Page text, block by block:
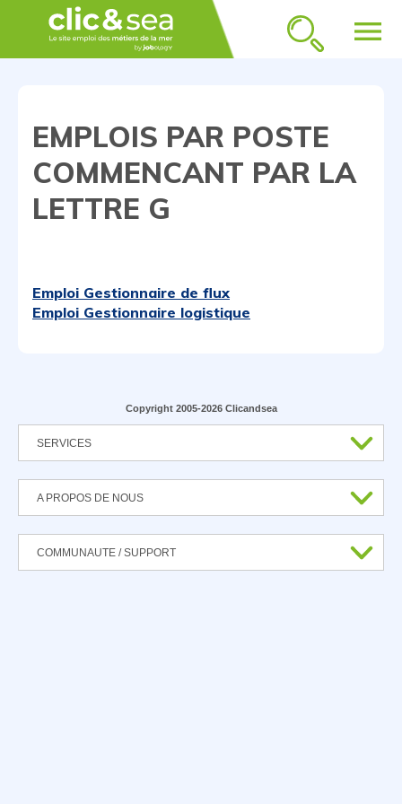
menu
EMPLOIS PAR POSTE
COMMENCANT PAR LA
LETTRE G
Emploi Gestionnaire de flux
Emploi Gestionnaire logistique
Copyright 2005-2026 Clicandsea
SERVICES
A PROPOS DE NOUS
COMMUNAUTE / SUPPORT